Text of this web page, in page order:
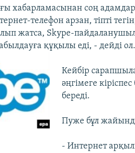
хабарламасынан соң
телефон арзан, тіпті
жатса, Skype-
құқылы еді, - дейді ол.
Кейбір
әңгімеге
береді.
Пуже бұл
- Интернет